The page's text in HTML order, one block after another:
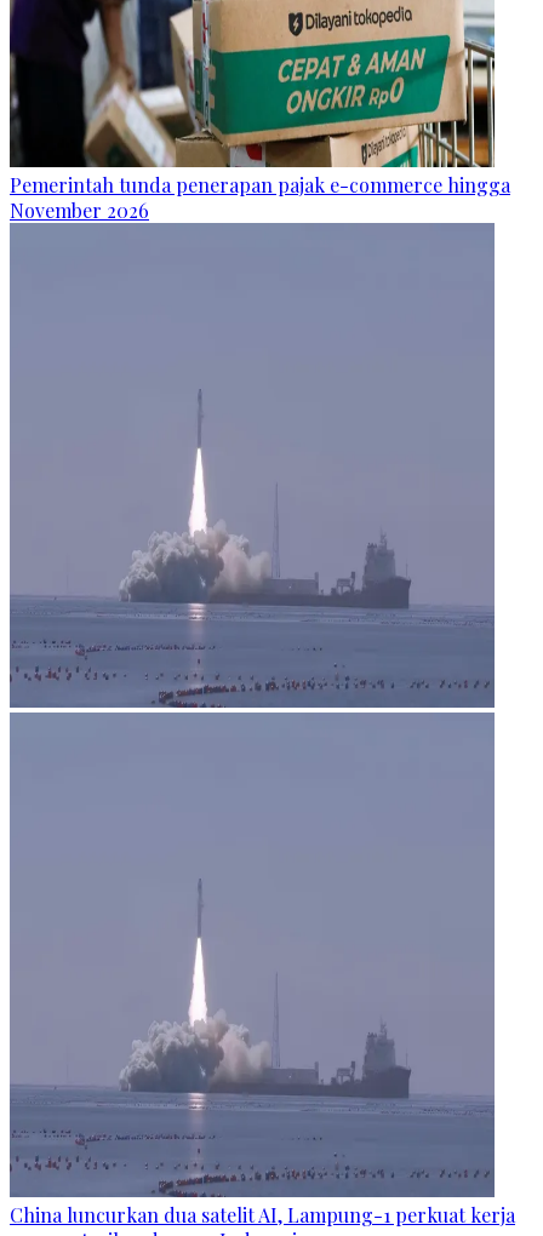
Pemerintah tunda penerapan pajak e-commerce hingga
November 2026
China luncurkan dua satelit AI, Lampung-1 perkuat kerja